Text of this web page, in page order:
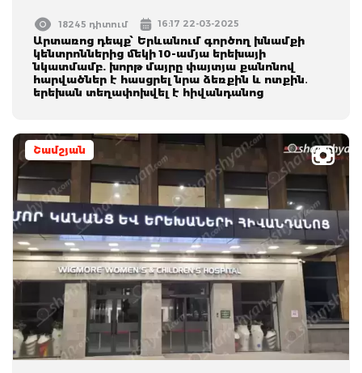
18245 դիտում 16:17 22-03-2025
Արտառոց դեպք՝ Երևանում գործող խնամքի
կենտրոններից մեկի 10-ամյա երեխայի
նկատմամբ. խորթ մայրը փայտյա քանոնով
հարվածներ է հասցրել նրա ձեռքին և ոտքին․
երեխան տեղափոխվել է հիվանդանոց
Շամշյան